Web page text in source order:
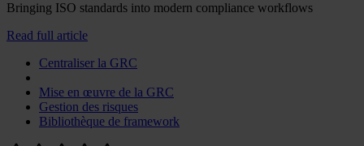
Bringing ISO standards into modern compliance workflows
Read full article
Centraliser la GRC
Mise en œuvre de la GRC
Gestion des risques
Bibliothèque de framework